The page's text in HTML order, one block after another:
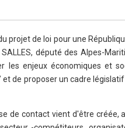
projet de loi pour une
député des Alpes-
les enjeux économiques et
et de proposer un cadre
de contact vient d'être